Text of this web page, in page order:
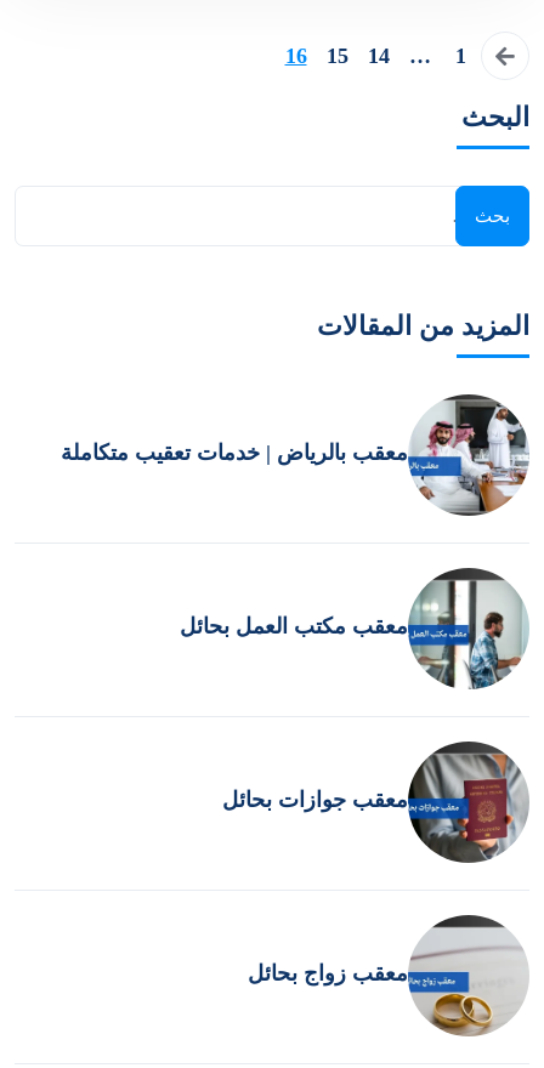
1
…
14
15
16
البحث
المزيد من المقالات
معقب بالرياض | خدمات تعقيب متكاملة
معقب مكتب العمل بحائل
معقب جوازات بحائل
معقب زواج بحائل